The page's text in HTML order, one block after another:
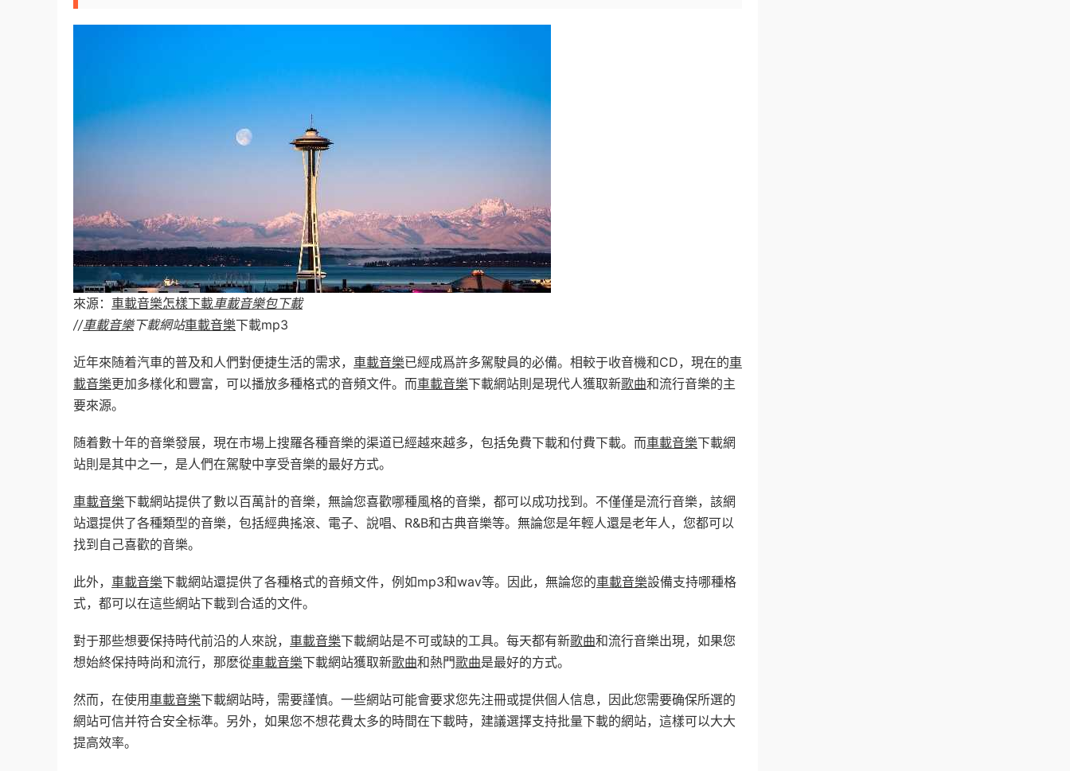
來源： 車載音樂怎樣下載車載音樂包下載
//車載音樂下載網站車載音樂下載mp3
近年來随着汽車的普及和人們對便捷生活的需求， 車載音樂已經成爲許多駕駛員的必備。相較于收音機和CD，現在的車
載音樂更加多樣化和豐富，可以播放多種格式的音頻文件。而車載音樂下載網站則是現代人獲取新歌曲和流行音樂的主
要來源。
随着數十年的音樂發展，現在市場上搜羅各種音樂的渠道已經越來越多，包括免費下載和付費下載。而車載音樂下載網
站則是其中之一，是人們在駕駛中享受音樂的最好方式。
車載音樂下載網站提供了數以百萬計的音樂，無論您喜歡哪種風格的音樂，都可以成功找到。不僅僅是流行音樂，該網
站還提供了各種類型的音樂，包括經典搖滾、電子、說唱、R&B和古典音樂等。無論您是年輕人還是老年人，您都可以
找到自己喜歡的音樂。
此外， 車載音樂下載網站還提供了各種格式的音頻文件，例如mp3和wav等。因此，無論您的車載音樂設備支持哪種格
式，都可以在這些網站下載到合适的文件。
對于那些想要保持時代前沿的人來說， 車載音樂下載網站是不可或缺的工具。每天都有新歌曲和流行音樂出現，如果您
想始終保持時尚和流行，那麽從車載音樂下載網站獲取新歌曲和熱門歌曲是最好的方式。
然而，在使用車載音樂下載網站時，需要謹慎。一些網站可能會要求您先注冊或提供個人信息，因此您需要确保所選的
網站可信并符合安全标準。另外，如果您不想花費太多的時間在下載時，建議選擇支持批量下載的網站，這樣可以大大
提高效率。